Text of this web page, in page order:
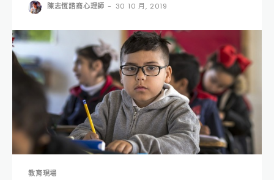
陳志恆諮商心理師 - 30 10 月, 2019
教育現場